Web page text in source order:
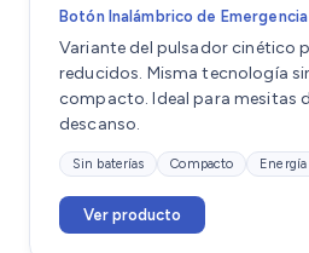
Botón Inalámbrico de Emergencia
Variante del pulsador cinético
reducidos. Misma tecnología
compacto. Ideal para mesitas
descanso.
Sin baterías Compacto
Ver producto